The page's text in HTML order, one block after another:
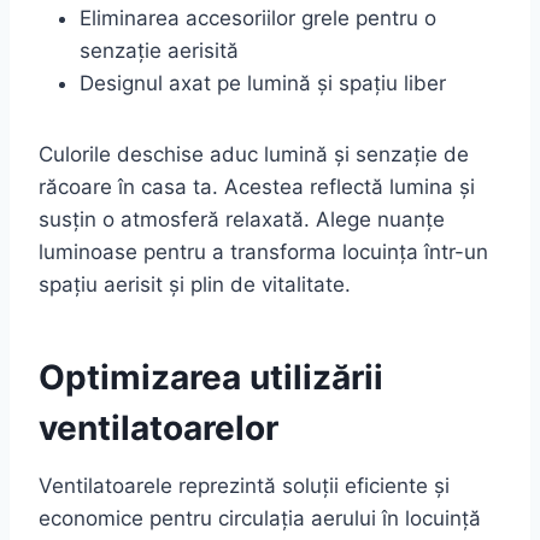
Eliminarea accesoriilor grele pentru o
senzație aerisită
Designul axat pe lumină și spațiu liber
Culorile deschise aduc lumină și senzație de
răcoare în casa ta. Acestea reflectă lumina și
susțin o atmosferă relaxată. Alege nuanțe
luminoase pentru a transforma locuința într-un
spațiu aerisit și plin de vitalitate.
Optimizarea utilizării
ventilatoarelor
Ventilatoarele reprezintă soluții eficiente și
economice pentru circulația aerului în locuință